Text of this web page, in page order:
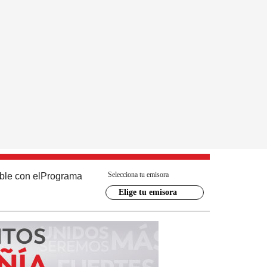
con el Programa Selecciona tu emisora
Elige tu emisora